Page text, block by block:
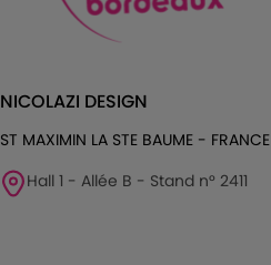
NICOLAZI DESIGN
ST MAXIMIN LA STE BAUME - FRANCE
Hall 1 - Allée B - Stand n° 2411